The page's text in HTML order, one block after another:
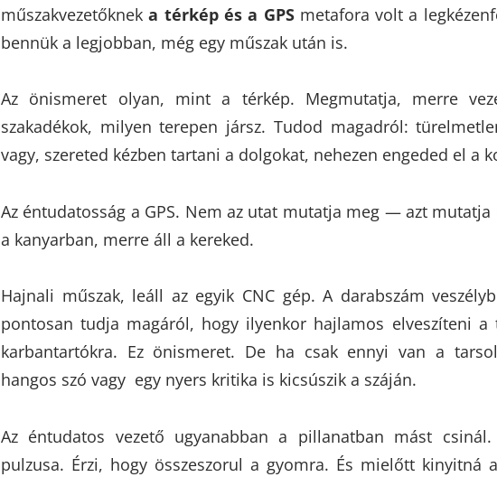
műszakvezetőkneka térkép és a GPSmetafora volt a
bennük a legjobban, még egy műszak után is.
Az önismeret olyan, mint a térkép. Megmutatja, merre
szakadékok, milyen terepen jársz. Tudod magadról:
vagy, szereted kézben tartani a dolgokat, nehezen engeded el a
Az éntudatosság a GPS. Nem az utat mutatja meg — azt
a kanyarban, merre áll a kereked.
Hajnali műszak, leáll az egyik CNC gép. A darabszám
pontosan tudja magáról, hogy ilyenkor hajlamos elveszíteni
karbantartókra. Ez önismeret. De ha csak ennyi van a
hangos szó vagy egy nyers kritika is kicsúszik a száján.
Az éntudatos vezető ugyanabban a pillanatban mást
pulzusa. Érzi, hogy összeszorul a gyomra. És mielőtt kinyitná